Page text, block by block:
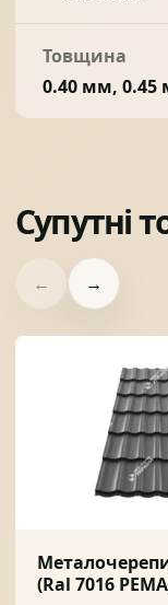
Товщина
0.40 мм,
Супутні
← →
(Ral 7016